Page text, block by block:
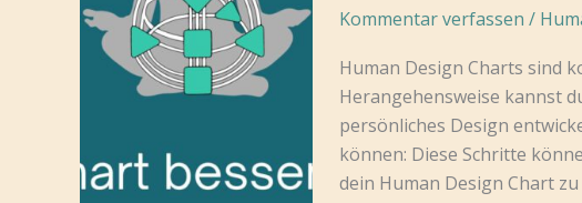
Kommentar verfassen /
Human Design Charts sind
Herangehensweise kannst
persönliches Design
können: Diese Schritte
dein Human Design Chart